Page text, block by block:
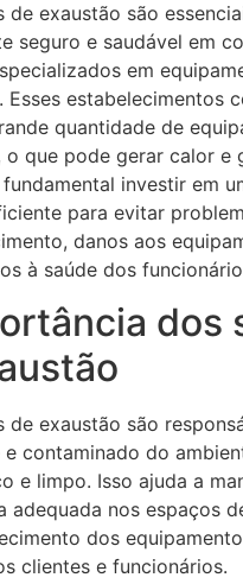
de exaustão são
seguro e saudável em
em
Esses estabelecimentos
quantidade de
o que pode gerar calor e
investir em
para evitar
danos aos
à saúde dos
dos
de exaustão são
contaminado do
e limpo. Isso ajuda a
adequada nos espaços
dos
clientes e funcionários.